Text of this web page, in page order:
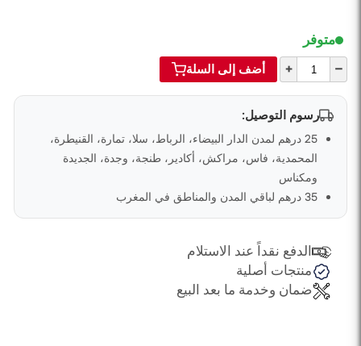
متوفر
–
+ أضف إلى السلة
رسوم التوصيل:
25 درهم لمدن الدار البيضاء، الرباط، سلا، تمارة، القنيطرة،
المحمدية، فاس، مراكش، أكادير، طنجة، وجدة، الجديدة
ومكناس
35 درهم لباقي المدن والمناطق في المغرب
الدفع نقداً عند الاستلام
منتجات أصلية
ضمان وخدمة ما بعد البيع